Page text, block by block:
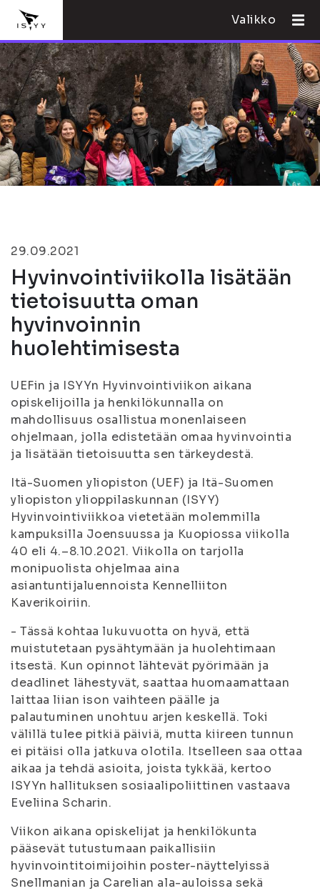
Valikko
29.09.2021
Hyvinvointiviikolla lisätään
tietoisuutta oman
hyvinvoinnin
huolehtimisesta
UEFin ja ISYYn Hyvinvointiviikon aikana
opiskelijoilla ja henkilökunnalla on
mahdollisuus osallistua monenlaiseen
ohjelmaan, jolla edistetään omaa hyvinvointia
ja lisätään tietoisuutta sen tärkeydestä.
Itä-Suomen yliopiston (UEF) ja Itä-Suomen
yliopiston ylioppilaskunnan (ISYY)
Hyvinvointiviikkoa vietetään molemmilla
kampuksilla Joensuussa ja Kuopiossa viikolla
40 eli 4.–8.10.2021. Viikolla on tarjolla
monipuolista ohjelmaa aina
asiantuntijaluennoista Kennelliiton
Kaverikoiriin.
- Tässä kohtaa lukuvuotta on hyvä, että
muistutetaan pysähtymään ja huolehtimaan
itsestä. Kun opinnot lähtevät pyörimään ja
deadlinet lähestyvät, saattaa huomaamattaan
laittaa liian ison vaihteen päälle ja
palautuminen unohtuu arjen keskellä. Toki
välillä tulee pitkiä päiviä, mutta kiireen tunnun
ei pitäisi olla jatkuva olotila. Itselleen saa ottaa
aikaa ja tehdä asioita, joista tykkää, kertoo
ISYYn hallituksen sosiaalipoliittinen vastaava
Eveliina Scharin.
Viikon aikana opiskelijat ja henkilökunta
pääsevät tutustumaan paikallisiin
hyvinvointitoimijoihin poster-näyttelyissä
Snellmanian ja Carelian ala-auloissa sekä